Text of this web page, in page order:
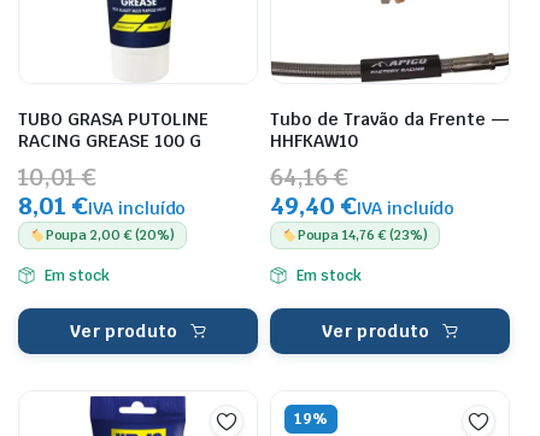
TUBO GRASA PUTOLINE
RACING GREASE 100 G
10,01 €
8,01 €IVA incluído
Poupa 2,00 € (20%)
Em stock
Ver produto
Tubo de Travão da Frente —
HHFKAW10
64,16 €
49,40 €IVA incluído
Poupa 14,76 € (23%)
Em stock
Ver produto
19%